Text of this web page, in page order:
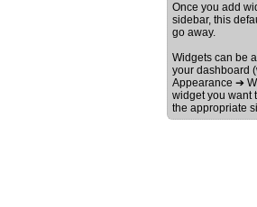
Once you add
sidebar, this
go away.
Widgets can be
your dashboard
Appearance ➔
widget you want
the appropriate